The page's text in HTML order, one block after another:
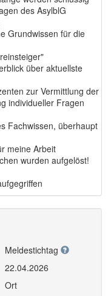
des AsylblG
Grundwissen für die
über aktuellste
zur Vermittlung der
individueller Fragen
Fachwissen, überhaupt
meine Arbeit
wurden aufgelöst!
Meldestichtag
22.04.2026
Ort